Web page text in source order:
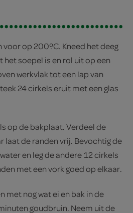
voor op 200ºC. Kneed het deeg
het soepel is en rol uit op een
werkvlak tot een lap van
24 cirkels eruit met een glas
op de bakplaat. Verdeel de
laat de randen vrij. Bevochtig de
en leg de andere 12 cirkels
met een vork goed op elkaar.
met nog wat ei en bak in de
goudbruin. Neem uit de